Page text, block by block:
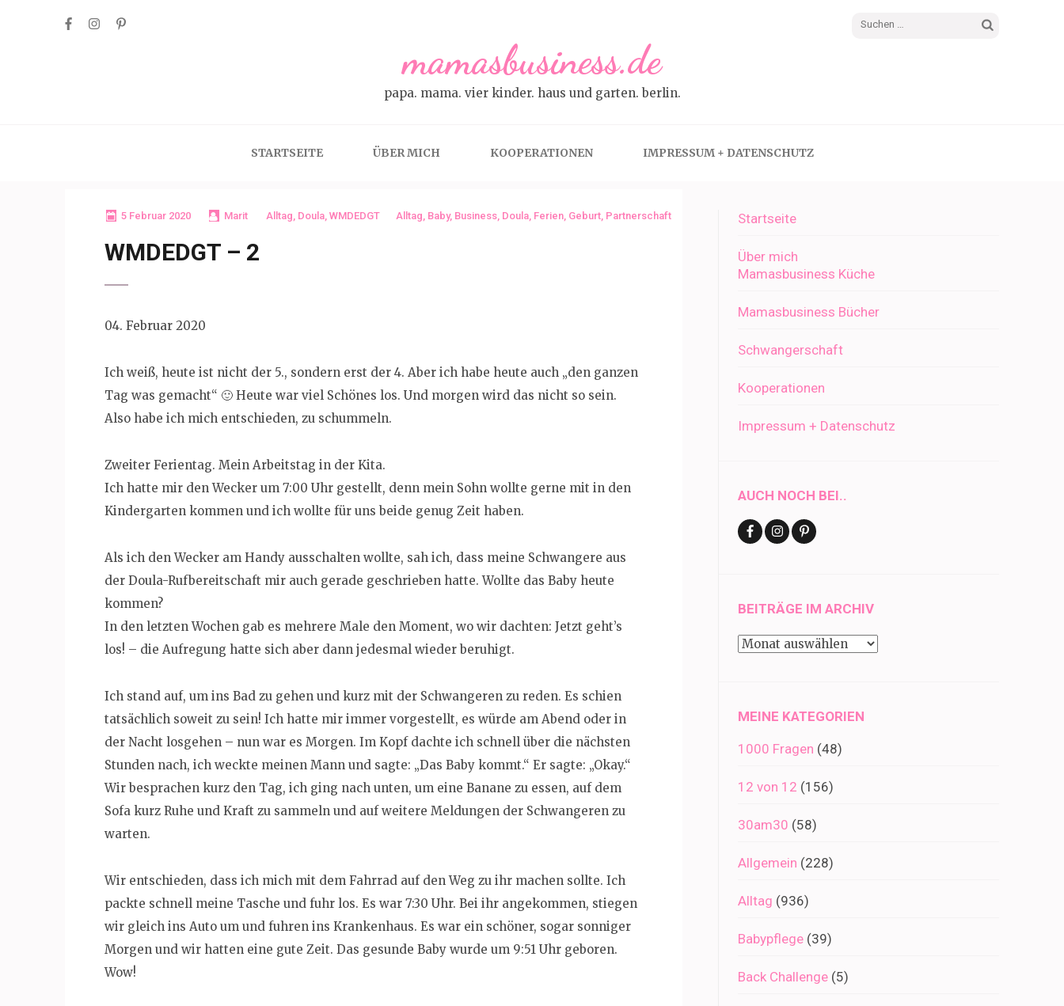
Suchen
mamasbusiness.de
papa. mama. vier kinder. haus und garten. berlin.
STARTSEITE ÜBER MICH KOOPERATIONEN IMPRESSUM + DATENSCHUTZ
5 Februar 2020 Marit Alltag, Doula, WMDEDGT Alltag, Baby, Business, Doula, Ferien, Geburt, Partnerschaft
WMDEDGT – 2
04. Februar 2020
Ich weiß, heute ist nicht der 5., sondern erst der 4. Aber ich habe heute auch „den ganzen
Tag was gemacht“ 🙂 Heute war viel Schönes los. Und morgen wird das nicht so sein.
Also habe ich mich entschieden, zu schummeln.
Zweiter Ferientag. Mein Arbeitstag in der Kita.
Ich hatte mir den Wecker um 7:00 Uhr gestellt, denn mein Sohn wollte gerne mit in den
Kindergarten kommen und ich wollte für uns beide genug Zeit haben.
Als ich den Wecker am Handy ausschalten wollte, sah ich, dass meine Schwangere aus
der Doula-Rufbereitschaft mir auch gerade geschrieben hatte. Wollte das Baby heute
kommen?
In den letzten Wochen gab es mehrere Male den Moment, wo wir dachten: Jetzt geht’s
los! – die Aufregung hatte sich aber dann jedesmal wieder beruhigt.
Ich stand auf, um ins Bad zu gehen und kurz mit der Schwangeren zu reden. Es schien
tatsächlich soweit zu sein! Ich hatte mir immer vorgestellt, es würde am Abend oder in
der Nacht losgehen – nun war es Morgen. Im Kopf dachte ich schnell über die nächsten
Stunden nach, ich weckte meinen Mann und sagte: „Das Baby kommt.“ Er sagte: „Okay.“
Wir besprachen kurz den Tag, ich ging nach unten, um eine Banane zu essen, auf dem
Sofa kurz Ruhe und Kraft zu sammeln und auf weitere Meldungen der Schwangeren zu
warten.
Wir entschieden, dass ich mich mit dem Fahrrad auf den Weg zu ihr machen sollte. Ich
packte schnell meine Tasche und fuhr los. Es war 7:30 Uhr. Bei ihr angekommen, stiegen
wir gleich ins Auto um und fuhren ins Krankenhaus. Es war ein schöner, sogar sonniger
Morgen und wir hatten eine gute Zeit. Das gesunde Baby wurde um 9:51 Uhr geboren.
Wow!
Startseite
Über mich
Mamasbusiness Küche
Mamasbusiness Bücher
Schwangerschaft
Kooperationen
Impressum + Datenschutz
AUCH NOCH BEI..
BEITRÄGE IM ARCHIV
Beiträge
MEINE KATEGORIEN
1000 Fragen (48)
12 von 12 (156)
30am30 (58)
Allgemein (228)
Alltag (936)
Babypflege (39)
Back Challenge (5)